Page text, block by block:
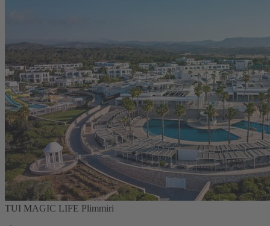
TUI MAGIC LIFE Plimmiri